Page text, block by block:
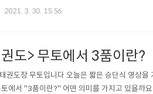
신고 겸 도장 수련 복귀 겸 가볍게 아이들의 몸
2021. 3. 30. 15:56
도> 무토에서 3품이란?
권도장 무토입니다 오늘은 짧은 승단식 영상
에서 "3품이란?" 어떤 의미를 가지고 있을까